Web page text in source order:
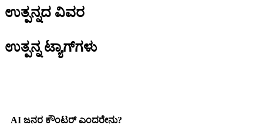
ಉತ್ಪನ್ನದ ವಿವರ
ಉತ್ಪನ್ನ ಟ್ಯಾಗ್‌ಗಳು
AI ಜನರ ಕೌಂಟರ್ ಎಂದರೇನು?